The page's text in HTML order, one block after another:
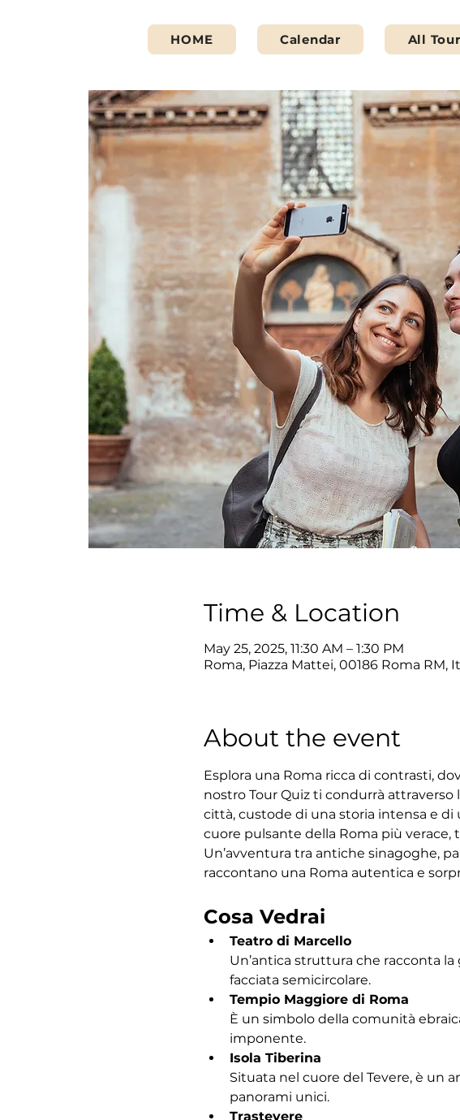
HOME Calendar All
Time & Location
May 25, 2025, 11:30 AM – 1:30 PM
Roma, Piazza Mattei, 00186 Roma RM,
About the event
Esplora una Roma ricca di contrasti,
nostro Tour Quiz ti condurrà
città, custode di una storia intensa e di
cuore pulsante della Roma più verace,
Un’avventura tra antiche sinagoghe,
raccontano una Roma autentica e
Cosa Vedrai
Teatro di Marcello
Un’antica struttura che racconta la
facciata semicircolare.
Tempio Maggiore di Roma
È un simbolo della comunità
imponente.
Isola Tiberina
Situata nel cuore del Tevere, è un
panorami unici.
Trastevere